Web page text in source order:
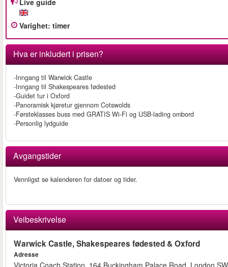
Live guide
Varighet: timer
Hva er inkludert i prisen?
-Inngang til Warwick Castle
-Inngang til Shakespeares fødested
-Guidet tur i Oxford
-Panoramisk kjøretur gjennom Cotswolds
-Førsteklasses buss med GRATIS Wi-Fi og USB-lading ombord
-Personlig lydguide
Avgangstider
Vennligst se kalenderen for datoer og tider.
Veibeskrivelse
Warwick Castle, Shakespeares fødested & Oxford
Adresse